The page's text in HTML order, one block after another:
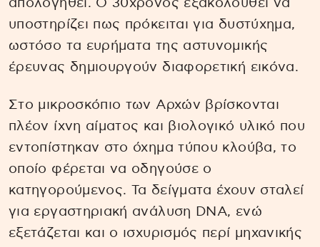
απολογηθεί. Ο 30χρονος εξακολουθεί να
υποστηρίζει πως πρόκειται για δυστύχημα,
ωστόσο τα ευρήματα της αστυνομικής
έρευνας δημιουργούν διαφορετική εικόνα.
Στο μικροσκόπιο των Αρχών βρίσκονται
πλέον ίχνη αίματος και βιολογικό υλικό που
εντοπίστηκαν στο όχημα τύπου κλούβα, το
οποίο φέρεται να οδηγούσε ο
κατηγορούμενος. Τα δείγματα έχουν σταλεί
για εργαστηριακή ανάλυση DNA, ενώ
εξετάζεται και ο ισχυρισμός περί μηχανικής